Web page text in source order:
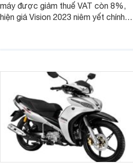
máy được giảm thuế VAT còn 8%,
hiện giá Vision 2023 niêm yết chính